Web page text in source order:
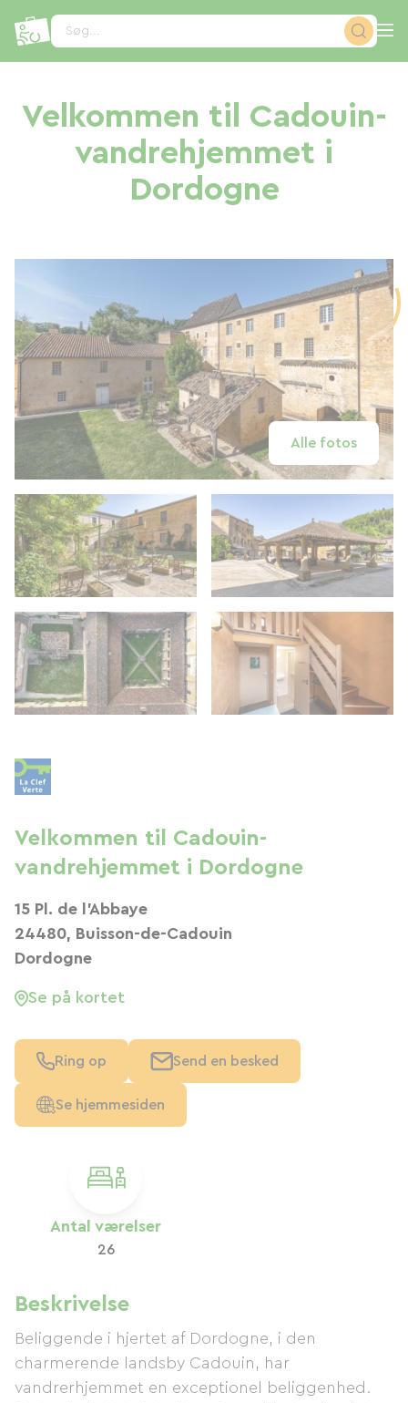
Søg...
Velkommen til Cadouin-
vandrehjemmet i
Dordogne
Alle fotos
Antal værelser
26
Beskrivelse
Beliggende i hjertet af Dordogne, i den
charmerende landsby Cadouin, har
vandrerhjemmet en exceptionel beliggenhed.
Velkommen til Cadouin-
vandrehjemmet i Dordogne
15 Pl. de l'Abbaye
24480, Buisson-de-Cadouin
Dordogne
Se på kortet
Ring op Send en besked
Se hjemmesiden
CCookie-styringspanel